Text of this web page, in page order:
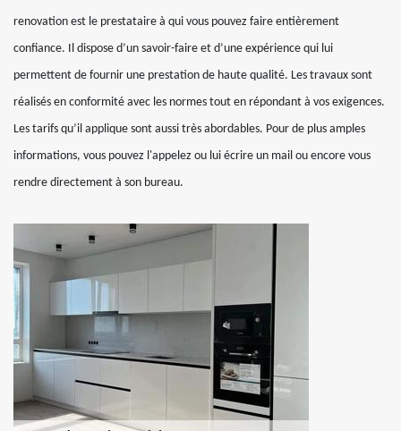
renovation est le prestataire à qui vous pouvez faire entièrement
confiance. Il dispose d’un savoir-faire et d’une expérience qui lui
permettent de fournir une prestation de haute qualité. Les travaux sont
réalisés en conformité avec les normes tout en répondant à vos exigences.
Les tarifs qu’il applique sont aussi très abordables. Pour de plus amples
informations, vous pouvez l'appelez ou lui écrire un mail ou encore vous
rendre directement à son bureau.